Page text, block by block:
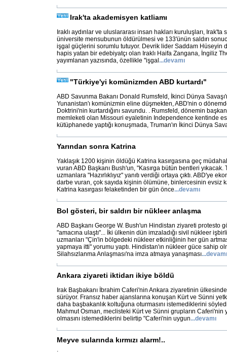
Irak'ta akademisyen katliamı
Iraklı aydınlar ve uluslararası insan hakları kuruluşları, Irak'ta
üniversite mensubunun öldürülmesi ve 133'ünün saldırı
işgal güçlerini sorumlu tutuyor. Devrik lider Saddam Hüseyin
hapis yatan bir edebiyatçı olan Iraklı Haifa Zangana, İngiliz
yayımlanan yazısında, özellikle ''işgal ...devamı
"Türkiye'yi komünizmden ABD kurtardı"
ABD Savunma Bakanı Donald Rumsfeld, İkinci Dünya
Yunanistan'ı komünizmin eline düşmekten, ABD'nin o
Doktrini'nin kurtardığını savundu. . Rumsfeld, dönemin
memleketi olan Missouri eyaletinin Independence kentinde
kütüphanede yaptığı konuşmada, Truman'ın İkinci Dünya
Yarından sonra Katrina
Yaklaşık 1200 kişinin öldüğü Katrina kasırgasına geç
vuran ABD Başkanı Bush'un, "Kasırga bütün bentleri yıkacak.
uzmanlara "Hazırlıklıyız" yanıtı verdiği ortaya çıktı. ABD'ye
darbe vuran, çok sayıda kişinin ölümüne, binlercesinin evsiz
Katrina kasırgası felaketinden bir gün önce...devamı
Bol gösteri, bir saldırı bir nükleer anlaşma
ABD Başkanı George W. Bush'un Hindistan ziyareti protesto
"amacına ulaştı"... İki ülkenin dün imzaladığı sivil nükleer
uzmanları "Çin'in bölgedeki nükleer etkinliğinin her gün
yapmaya itti" yorumu yaptı. Hindistan'ın nükleer güce sahip
Silahsızlanma Anlaşması'na imza atmaya yanaşması...devamı
Ankara ziyareti iktidarı ikiye böldü
Irak Başbakanı İbrahim Caferi'nin Ankara ziyaretinin ülkesinde
sürüyor. Fransız haber ajanslarına konuşan Kürt ve Sünni
daha başbakanlık koltuğuna oturmasını istemediklerini
Mahmut Osman, meclisteki Kürt ve Sünni grupların Caferi'nin
olmasını istemediklerini belirtip "Caferi'nin uygun...devamı
Meyve sularında kırmızı alarm!..